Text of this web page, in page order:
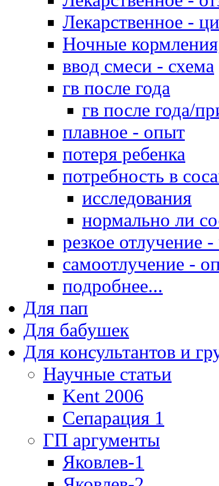
Лекарственное -
Ночные
ввод смеси - схема
гв после года
гв после года/
плавное - опыт
потеря ребенка
потребность в
исследования
нормально ли
резкое отлучение
самоотлучение -
подробнее...
Для пап
Для бабушек
Для консультантов и
Научные статьи
Kent 2006
Сепарация 1
ГП аргументы
Яковлев-1